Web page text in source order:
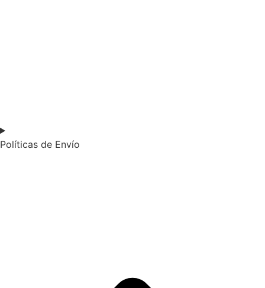
Políticas de Envío